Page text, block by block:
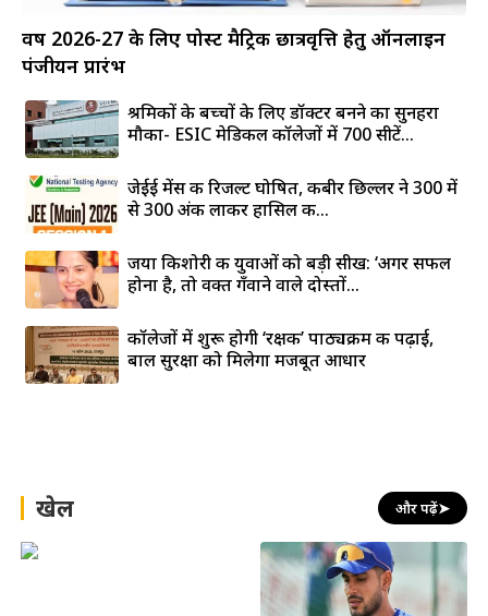
वर्ष 2026-27 के लिए पोस्ट मैट्रिक छात्रवृत्ति हेतु ऑनलाइन
पंजीयन प्रारंभ
श्रमिकों के बच्चों के लिए डॉक्टर बनने का सुनहरा
मौका- ESIC मेडिकल कॉलेजों में 700 सीटें...
जेईई मेंस की रिजल्ट घोषित, कबीर छिल्लर ने 300 में
से 300 अंक लाकर हासिल की...
जया किशोरी की युवाओं को बड़ी सीख: ‘अगर सफल
होना है, तो वक्त गँवाने वाले दोस्तों...
कॉलेजों में शुरू होगी ‘रक्षक’ पाठ्यक्रम की पढ़ाई,
बाल सुरक्षा को मिलेगा मजबूत आधार
खेल और पढ़ें➤